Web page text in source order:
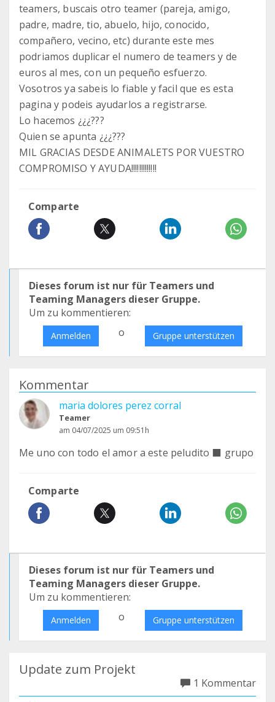
teamers, buscais otro teamer (pareja, amigo,
padre, madre, tio, abuelo, hijo, conocido,
compañero, vecino, etc) durante este mes
podriamos duplicar el numero de teamers y de
euros al mes, con un pequeño esfuerzo.
Vosotros ya sabeis lo fiable y facil que es esta
pagina y podeis ayudarlos a registrarse.
Lo hacemos ¿¿¿???
Quien se apunta ¿¿¿???
MIL GRACIAS DESDE ANIMALETS POR VUESTRO
COMPROMISO Y AYUDA!!!!!!!!!!!!!
Comparte
Dieses forum ist nur für Teamers und
Teaming Managers dieser Gruppe.
Um zu kommentieren:
Anmelden o Gruppe unterstützen
Kommentar
maria dolores perez corral
Teamer
am 04/07/2025 um 09:51h
Me uno con todo el amor a este peludito ‍⬛ grupo
Comparte
Dieses forum ist nur für Teamers und
Teaming Managers dieser Gruppe.
Um zu kommentieren:
Anmelden o Gruppe unterstützen
Update zum Projekt
1 Kommentar